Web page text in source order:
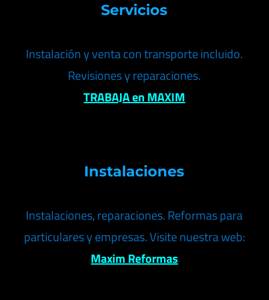
Servicios
Instalación y venta con transporte incluido.
Revisiones y reparaciones.
TRABAJA en MAXIM
Instalaciones
Instalaciones, reparaciones. Reformas para
particulares y empresas. Visite nuestra web:
Maxim Reformas